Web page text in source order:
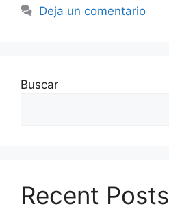
Deja un comentario
Buscar
Recent Posts